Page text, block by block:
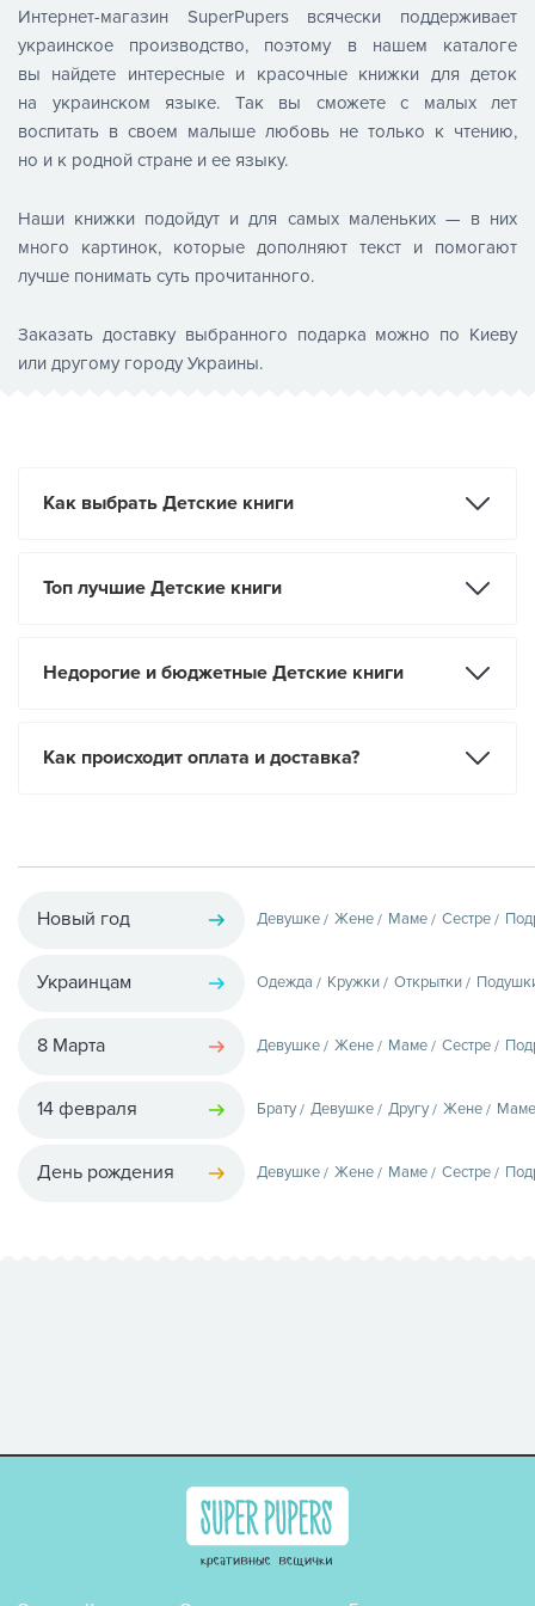
Интернет-магазин SuperPupers всячески поддерживает
украинское производство, поэтому в нашем каталоге
вы найдете интересные и красочные книжки для деток
на украинском языке. Так вы сможете с малых лет
воспитать в своем малыше любовь не только к чтению,
но и к родной стране и ее языку.
Наши книжки подойдут и для самых маленьких — в них
много картинок, которые дополняют текст и помогают
лучше понимать суть прочитанного.
Заказать доставку выбранного подарка можно по Киеву
или другому городу Украины.
Как выбрать Детские книги
Топ лучшие Детские книги
Недорогие и бюджетные Детские книги
Как происходит оплата и доставка?
Новый год Девушке Жене Маме Сестре
Украинцам Одежда Кружки Открытки
8 Марта Девушке Жене Маме Сестре
14 февраля Брату Девушке Другу Жене Маме
День рождения Девушке Жене Маме Сестре